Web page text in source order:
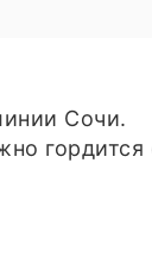
Сочи.